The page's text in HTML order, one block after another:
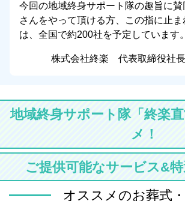
今回の地域終身サポート隊の趣旨に
さんをやって頂ける方、この指に止
は、全国で約200社を予定しています。
株式会社終楽 代表取締役社
地域終身サポート隊「終楽
メ！
ご提供可能なサービス&
オススメのお葬式